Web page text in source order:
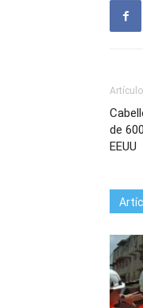
de
EEUU